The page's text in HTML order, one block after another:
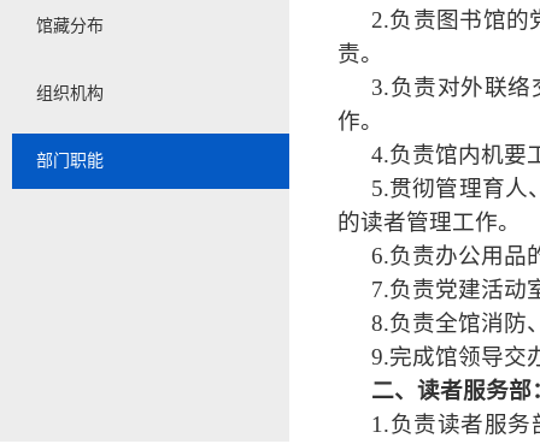
馆藏分布
组织机构
部门职能
2.负责图书馆的
责。
3.负责对外联
作。
4.负责馆内机要
5.贯彻管理育人
的读者管理工作。
6.负责办公用品
7.负责党建活动
8.负责全馆消防
9.完成馆领导交
二、读者服务部
1.负责读者服